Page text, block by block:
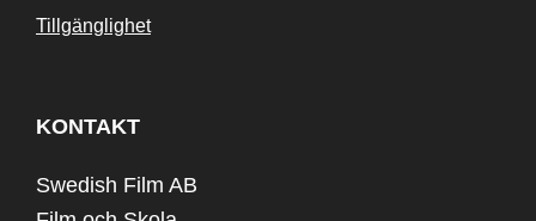
Tillgänglighet
KONTAKT
Swedish Film AB